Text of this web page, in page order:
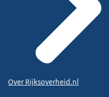
Over Rijksoverheid.nl